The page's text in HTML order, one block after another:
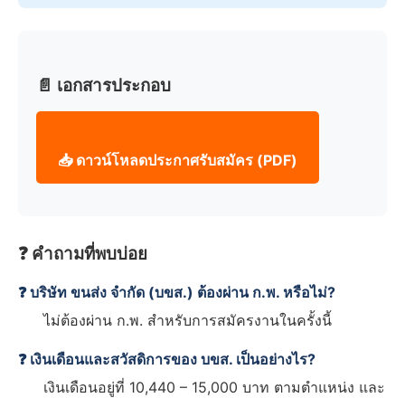
📄 เอกสารประกอบ
📥 ดาวน์โหลดประกาศรับสมัคร (PDF)
❓ คำถามที่พบบ่อย
❓ บริษัท ขนส่ง จำกัด (บขส.) ต้องผ่าน ก.พ. หรือไม่?
ไม่ต้องผ่าน ก.พ. สำหรับการสมัครงานในครั้งนี้
❓ เงินเดือนและสวัสดิการของ บขส. เป็นอย่างไร?
เงินเดือนอยู่ที่ 10,440 – 15,000 บาท ตามตำแหน่ง และ